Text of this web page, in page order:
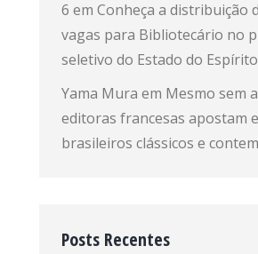
6 em Conheça a distribuição
vagas para Bibliotecário no
seletivo do Estado do
Yama Mura em Mesmo sem
editoras francesas apostam
brasileiros clássicos e
Posts Recentes